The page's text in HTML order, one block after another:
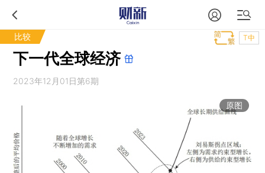
比较 T中
下一代全球经济
2023年12月01日第6期
原图